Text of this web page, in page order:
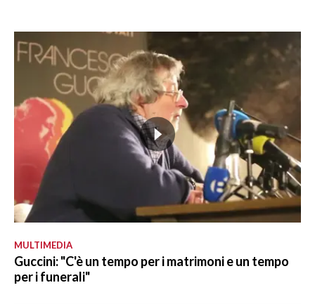
MULTIMEDIA
Guccini: "C'è un tempo per i matrimoni e un tempo
per i funerali"